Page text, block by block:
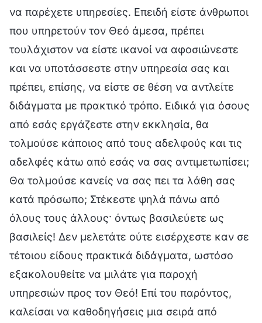
να παρέχετε υπηρεσίες. Επειδή είστε άνθρωποι
που υπηρετούν τον Θεό άμεσα, πρέπει
τουλάχιστον να είστε ικανοί να αφοσιώνεστε
και να υποτάσσεστε στην υπηρεσία σας και
πρέπει, επίσης, να είστε σε θέση να αντλείτε
διδάγματα με πρακτικό τρόπο. Ειδικά για όσους
από εσάς εργάζεστε στην εκκλησία, θα
τολμούσε κάποιος από τους αδελφούς και τις
αδελφές κάτω από εσάς να σας αντιμετωπίσει;
Θα τολμούσε κανείς να σας πει τα λάθη σας
κατά πρόσωπο; Στέκεστε ψηλά πάνω από
όλους τους άλλους· όντως βασιλεύετε ως
βασιλείς! Δεν μελετάτε ούτε εισέρχεστε καν σε
τέτοιου είδους πρακτικά διδάγματα, ωστόσο
εξακολουθείτε να μιλάτε για παροχή
υπηρεσιών προς τον Θεό! Επί του παρόντος,
καλείσαι να καθοδηγήσεις μια σειρά από